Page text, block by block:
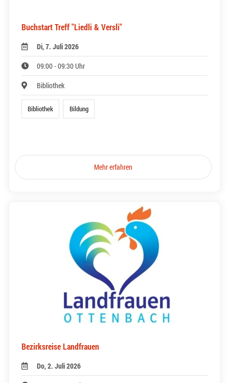
Buchstart Treff "Liedli & Versli"
Di, 7. Juli 2026
09:00 - 09:30 Uhr
Bibliothek
Bibliothek Bildung
Mehr erfahren
Bezirksreise Landfrauen
Do, 2. Juli 2026